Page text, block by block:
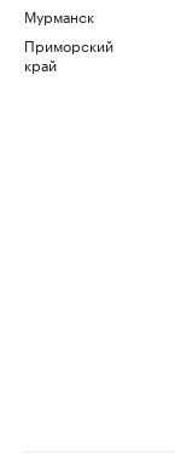
Мурманск
Приморский
край